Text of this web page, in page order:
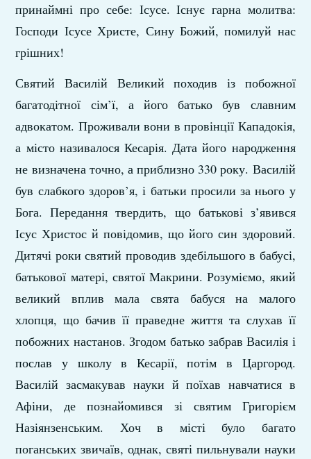
принаймні про себе: Ісусе. Існує гарна молитва:
Господи Ісусе Христе, Сину Божий, помилуй нас
грішних!
Святий Василій Великий походив із побожної
багатодітної сім’ї, а його батько був славним
адвокатом. Проживали вони в провінції Кападокія,
а місто називалося Кесарія. Дата його народження
не визначена точно, а приблизно 330 року. Василій
був слабкого здоров’я, і батьки просили за нього у
Бога. Передання твердить, що батькові з’явився
Ісус Христос й повідомив, що його син здоровий.
Дитячі роки святий проводив здебільшого в бабусі,
батькової матері, святої Макрини. Розуміємо, який
великий вплив мала свята бабуся на малого
хлопця, що бачив її праведне життя та слухав її
побожних настанов. Згодом батько забрав Василія і
послав у школу в Кесарії, потім в Царгород.
Василій засмакував науки й поїхав навчатися в
Афіни, де познайомився зі святим Григорієм
Назіянзенським. Хоч в місті було багато
поганських звичаїв, однак, святі пильнували науки